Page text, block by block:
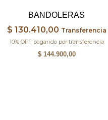
BANDOLERAS
$ 130.410,00 Transferencia
10% OFF pagando por transferencia
$144.900,00